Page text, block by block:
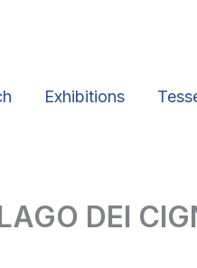
Exhibitions
DEI